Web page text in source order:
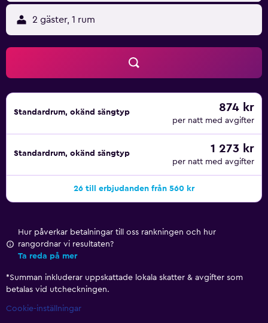
2 gäster, 1 rum
Standardrum, okänd sängtyp 874 kr
per natt med avgifter
Standardrum, okänd sängtyp 1 273 kr
per natt med avgifter
26 till erbjudanden från 560 kr
Hur påverkar betalningar till oss rankningen och hur
rangordnar vi resultaten?
Ta reda på mer
*Summan inkluderar uppskattade lokala skatter & avgifter som
betalas vid utcheckningen.
Cookie-inställningar